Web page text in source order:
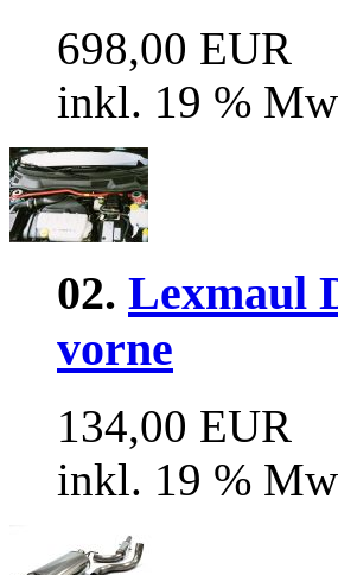
698,00 EUR
inkl. 19 %
02. Lexmaul
vorne
134,00 EUR
inkl. 19 %